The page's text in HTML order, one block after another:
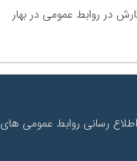
در روابط عمومی در بهار
رسانی روابط عمومی های